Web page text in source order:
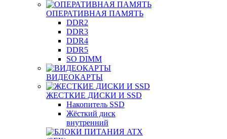
ОПЕРАТИВНАЯ ПАМЯТЬ
DDR2
DDR3
DDR4
DDR5
SO DIMM
ВИДЕОКАРТЫ
ЖЕСТКИЕ ДИСКИ И SSD
Накопитель SSD
Жёсткий диск
внутренний